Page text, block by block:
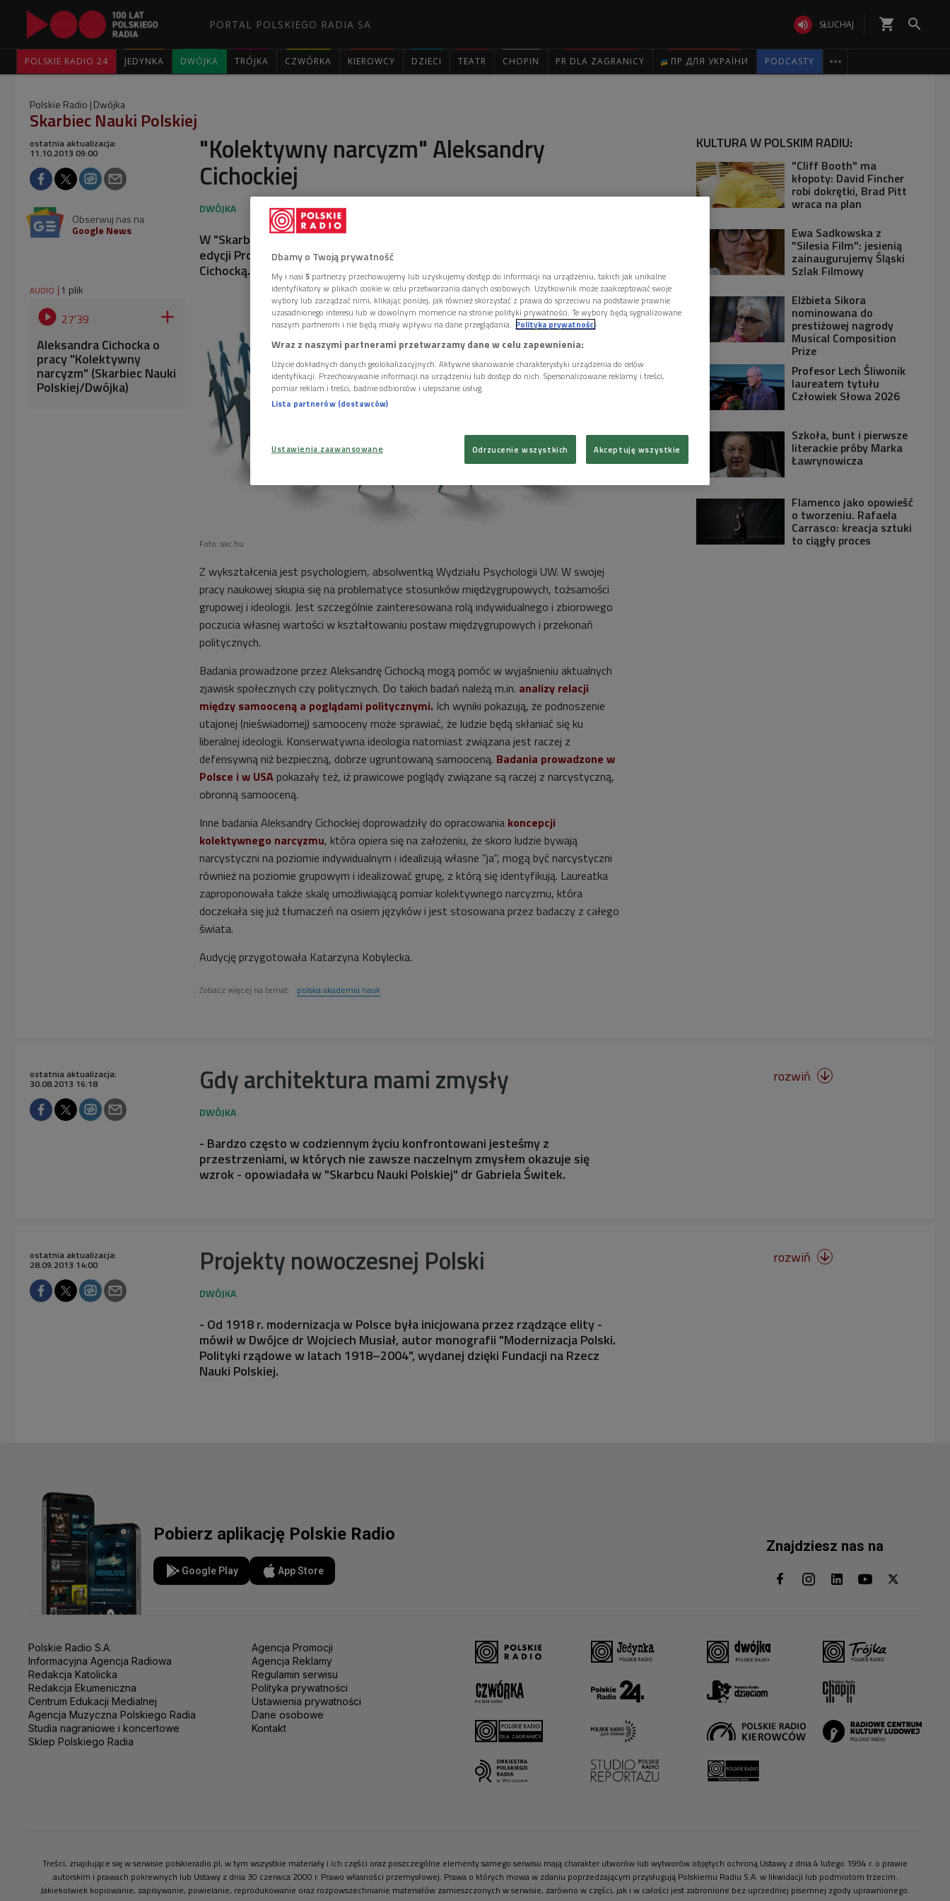
PORTAL POLSKIEGO RADIA SA  SŁUCHAJ shopping_cart 
POLSKIE RADIO 24 JEDYNKA DWÓJKA TRÓJKA CZWÓRKA KIEROWCY DZIECI TEATR CHOPIN PR DLA ZAGRANICY ПР ДЛЯ УКРАЇНИ PODCASTY 
Polskie Radio Dwójka
Skarbiec Nauki Polskiej
"Kolektywny narcyzm" Aleksandry
Cichockiej
ostatnia aktualizacja:
11.10.2013 09:00
Obserwuj nas na
Google News
W "Skarbcu Nauki Polskiej" spotkaliśmy się z jedną z laureatek tegorocznej
edycji Programu START Fundacji na rzecz Nauki Polskiej - Aleksandrą
Cichocką.
AUDIO 1 plik
 27'39 
Aleksandra Cichocka o
pracy "Kolektywny
narcyzm" (Skarbiec Nauki
Polskiej/Dwójka)
Foto: sxc.hu
Z wykształcenia jest psychologiem, absolwentką Wydziału Psychologii UW. W swojej
pracy naukowej skupia się na problematyce stosunków międzygrupowych, tożsamości
grupowej i ideologii. Jest szczególnie zainteresowana rolą indywidualnego i zbiorowego
poczucia własnej wartości w kształtowaniu postaw międzygrupowych i przekonań
politycznych.
Badania prowadzone przez Aleksandrę Cichocką mogą pomóc w wyjaśnieniu aktualnych
zjawisk społecznych czy politycznych. Do takich badań należą m.in. analizy relacji
między samooceną a poglądami politycznymi. Ich wyniki pokazują, że podnoszenie
utajonej (nieświadomej) samooceny może sprawiać, że ludzie będą skłaniać się ku
liberalnej ideologii. Konserwatywna ideologia natomiast związana jest raczej z
defensywną niż bezpieczną, dobrze ugruntowaną samooceną. Badania prowadzone w
Polsce i w USA pokazały też, iż prawicowe poglądy związane są raczej z narcystyczną,
obronną samooceną.
Inne badania Aleksandry Cichockiej doprowadziły do opracowania koncepcji
kolektywnego narcyzmu, która opiera się na założeniu, że skoro ludzie bywają
narcystyczni na poziomie indywidualnym i idealizują własne "ja", mogą być narcystyczni
również na poziomie grupowym i idealizować grupę, z którą się identyfikują. Laureatka
zaproponowała także skalę umożliwiającą pomiar kolektywnego narcyzmu, która
doczekała się już tłumaczeń na osiem języków i jest stosowana przez badaczy z całego
świata.
Audycję przygotowała Katarzyna Kobylecka.
Zobacz więcej na temat: polska akademia nauk
KULTURA W POLSKIM RADIU:
"Cliff Booth" ma
kłopoty: David Fincher
robi dokrętki, Brad Pitt
wraca na plan
Ewa Sadkowska z
"Silesia Film": jesienią
zainaugurujemy Śląski
Szlak Filmowy
Elżbieta Sikora
nominowana do
prestiżowej nagrody
Musical Composition
Prize
Profesor Lech Śliwonik
laureatem tytułu
Człowiek Słowa 2026
Szkoła, bunt i pierwsze
literackie próby Marka
Ławrynowicza
Flamenco jako opowieść
o tworzeniu. Rafaela
Carrasco: kreacja sztuki
to ciągły proces
Gdy architektura mami zmysły
ostatnia aktualizacja:
30.08.2013 16:18
- Bardzo często w codziennym życiu konfrontowani jesteśmy z
przestrzeniami, w których nie zawsze naczelnym zmysłem okazuje się
wzrok - opowiadała w "Skarbcu Nauki Polskiej" dr Gabriela Świtek.
rozwiń 
Projekty nowoczesnej Polski
ostatnia aktualizacja:
28.09.2013 14:00
- Od 1918 r. modernizacja w Polsce była inicjowana przez rządzące elity -
mówił w Dwójce dr Wojciech Musiał, autor monografii "Modernizacja Polski.
Polityki rządowe w latach 1918–2004", wydanej dzięki Fundacji na Rzecz
Nauki Polskiej.
rozwiń 
Pobierz aplikację Polskie Radio
Google Play App Store
Znajdziesz nas na
Polskie Radio S.A.
Informacyjna Agencja Radiowa
Redakcja Katolicka
Redakcja Ekumeniczna
Centrum Edukacji Medialnej
Agencja Muzyczna Polskiego Radia
Studia nagraniowe i koncertowe
Sklep Polskiego Radia
Agencja Promocji
Agencja Reklamy
Regulamin serwisu
Polityka prywatności
Ustawienia prywatności
Dane osobowe
Kontakt
Treści, znajdujące się w serwisie polskieradio.pl, w tym wszystkie materiały i ich części oraz poszczególne elementy samego serwisu mają charakter utworów lub wytworów objętych ochroną Ustawy z dnia 4 lutego 1994 r. o prawie
autorskim i prawach pokrewnych lub Ustawy z dnia 30 czerwca 2000 r. Prawo własności przemysłowej. Prawa o których mowa w zdaniu poprzedzającym przysługują Polskiemu Radiu S.A. w likwidacji lub podmiotom trzecim.
Jakiekolwiek kopiowanie, zapisywanie, powielanie, reprodukowanie oraz rozpowszechnianie materiałów zamieszczonych w serwisie, zarówno w części, jak i w całości jest zabronione bez uprzedniej pisemnej zgody uprawnionego.
Dbamy o Twoją prywatność
My i nasi 5 partnerzy przechowujemy lub uzyskujemy dostęp do informacji na urządzeniu, takich jak unikalne
identyfikatory w plikach cookie w celu przetwarzania danych osobowych. Użytkownik może zaakceptować swoje
wybory lub zarządzać nimi, klikając poniżej, jak również skorzystać z prawa do sprzeciwu na podstawie prawnie
uzasadnionego interesu lub w dowolnym momencie na stronie polityki prywatności. Te wybory będą sygnalizowane
naszym partnerom i nie będą miały wpływu na dane przeglądania. Polityka prywatności
Wraz z naszymi partnerami przetwarzamy dane w celu zapewnienia:
Użycie dokładnych danych geolokalizacyjnych. Aktywne skanowanie charakterystyki urządzenia do celów
identyfikacji. Przechowywanie informacji na urządzeniu lub dostęp do nich. Spersonalizowane reklamy i treści,
pomiar reklam i treści, badnie odbiorców i ulepszanie usług.
Lista partnerów (dostawców)
Ustawienia zaawansowane Odrzucenie wszystkich Akceptuję wszystkie